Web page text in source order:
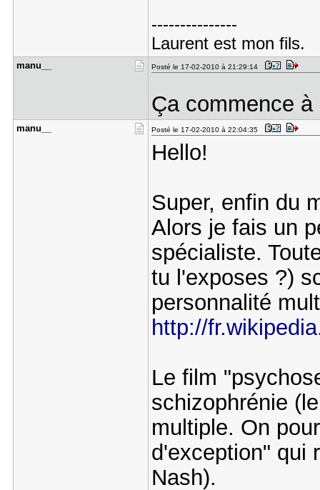
---------------
Laurent est mon fils.
manu__ Posté le 17-02-2010 à 21:29:14
Ça commence
manu__ Posté le 17-02-2010 à 22:04:35
Hello!
Super, enfin du
Alors je fais un
spécialiste.
tu l'exposes ?)
personnalité
http://
Le film
schizophrénie
multiple. On
d'exception" qui
Nash).